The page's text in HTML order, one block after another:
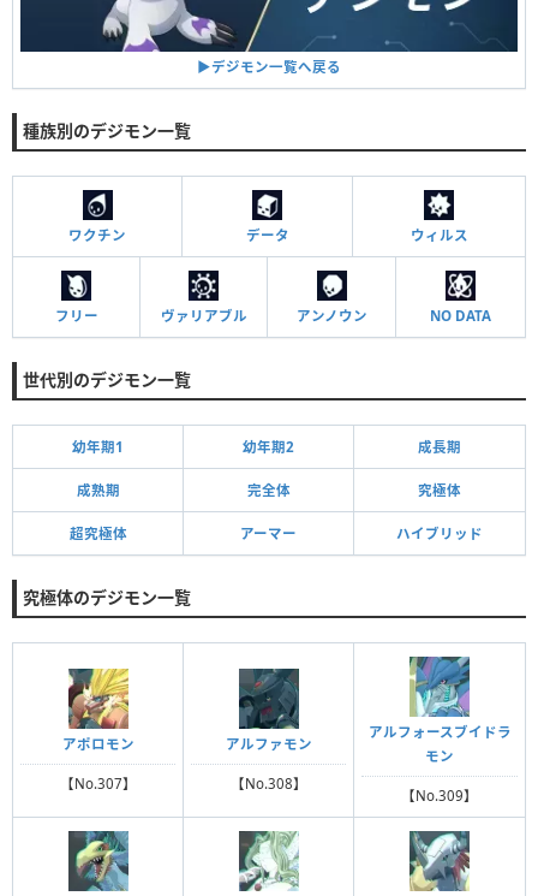
▶︎デジモン一覧へ戻る
種族別のデジモン一覧
ワクチン データ ウィルス
フリー ヴァリアブル アンノウン NO DATA
世代別のデジモン一覧
幼年期1 幼年期2 成長期
成熟期 完全体 究極体
超究極体 アーマー ハイブリッド
究極体のデジモン一覧
アポロモン
【No.307】
アルファモン
【No.308】
アルフォースブイドラ
モン
【No.309】